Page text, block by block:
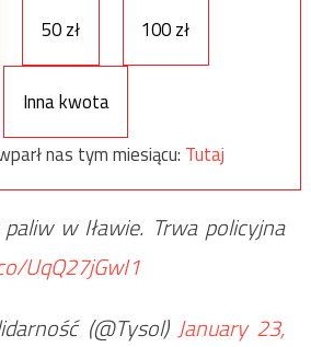
50 zł 100 zł
Inna kwota
nas tym miesiącu: Tutaj
w Iławie. Trwa policyjna
UqQ27jGwI1
(@Tysol) January 23,